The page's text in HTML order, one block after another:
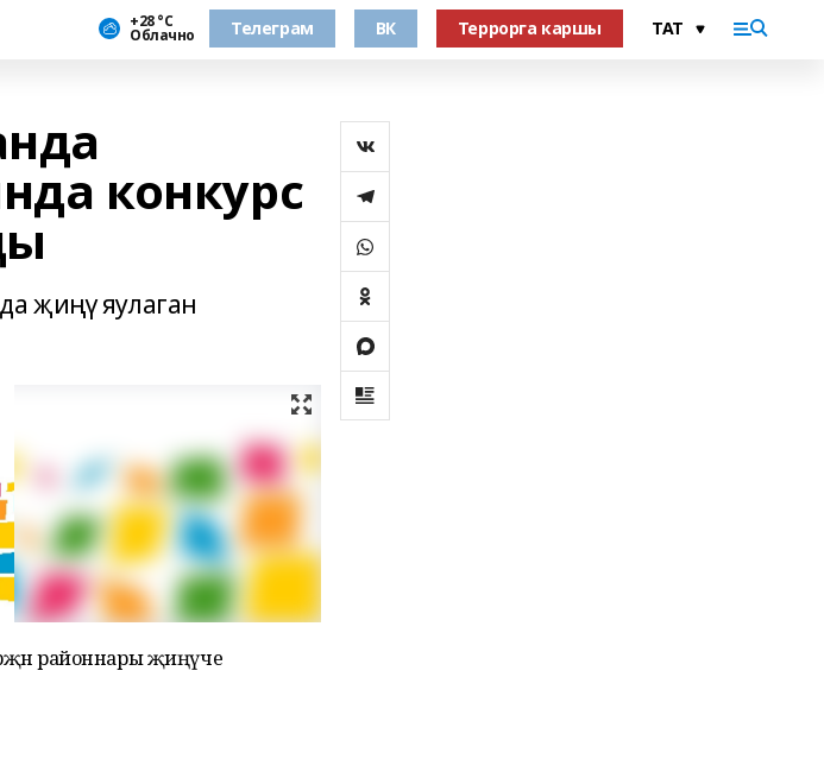
+28 °С
Облачно Телеграм ВК Террорга каршы
конкурс
җиңү яулаган
районнары җиңүче